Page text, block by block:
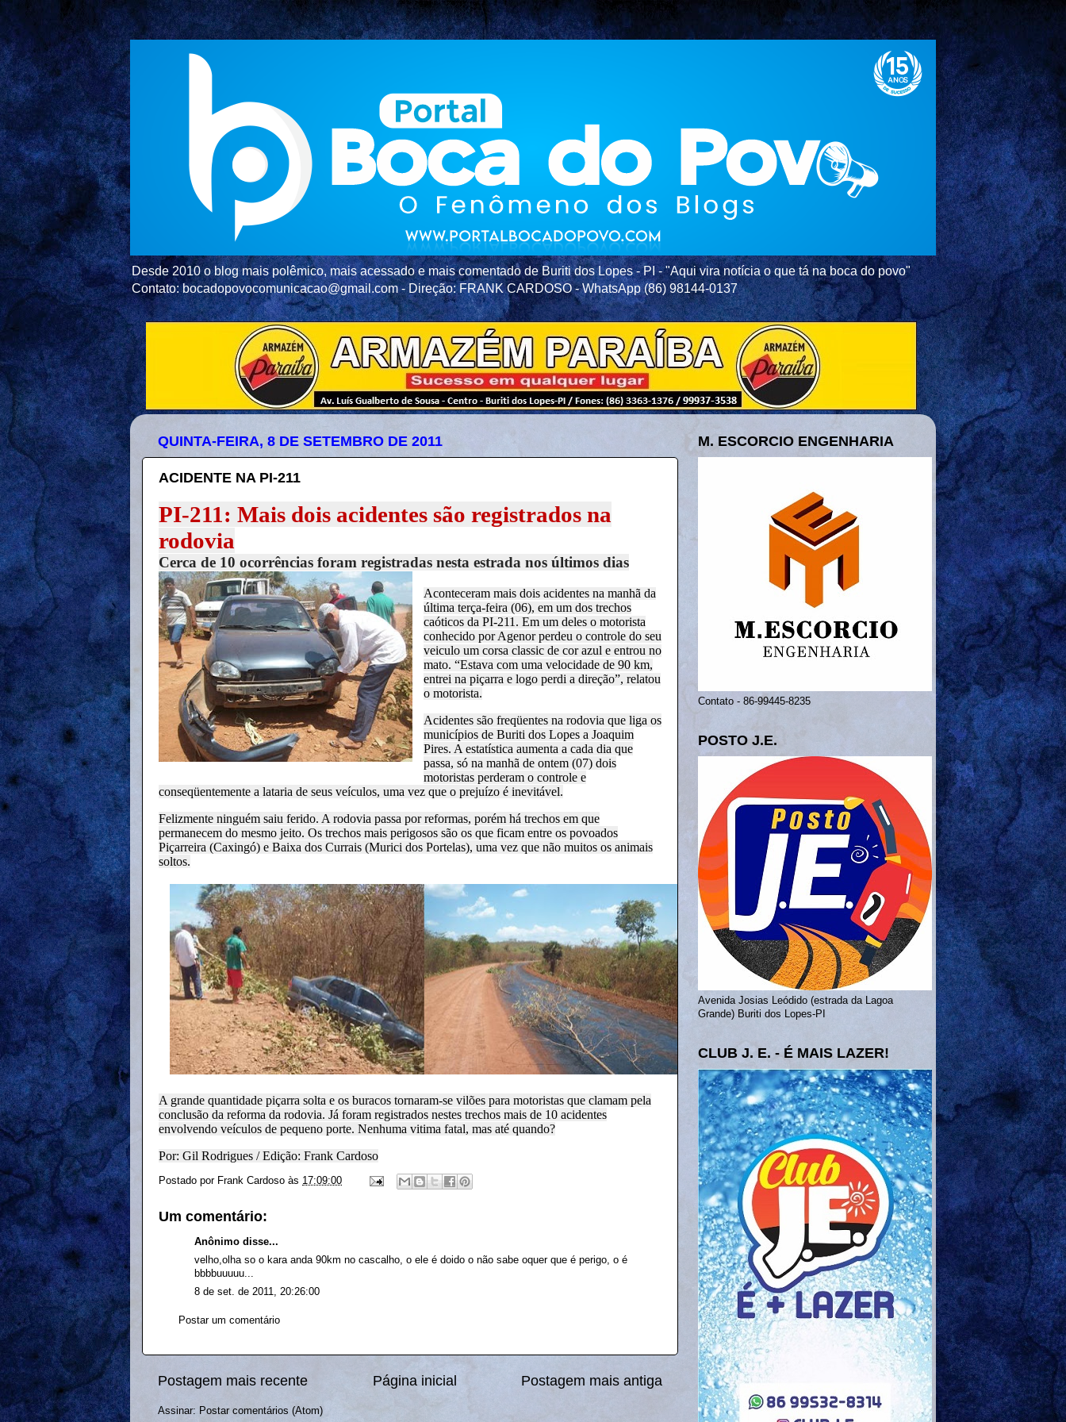
Desde 2010 o blog mais polêmico, mais acessado e mais comentado de Buriti dos Lopes - PI - "Aqui vira notícia o que tá na boca do povo"
Contato: bocadopovocomunicacao@gmail.com - Direção: FRANK CARDOSO - WhatsApp (86) 98144-0137
QUINTA-FEIRA, 8 DE SETEMBRO DE 2011
ACIDENTE NA PI-211
PI-211: Mais dois acidentes são registrados na
rodovia
Cerca de 10 ocorrências foram registradas nesta estrada nos últimos dias
Aconteceram mais dois acidentes na manhã da
última terça-feira (06), em um dos trechos
caóticos da PI-211. Em um deles o motorista
conhecido por Agenor perdeu o controle do seu
veiculo um corsa classic de cor azul e entrou no
mato. “Estava com uma velocidade de 90 km,
entrei na piçarra e logo perdi a direção”, relatou
o motorista.
Acidentes são freqüentes na rodovia que liga os
municípios de Buriti dos Lopes a Joaquim
Pires. A estatística aumenta a cada dia que
passa, só na manhã de ontem (07) dois
motoristas perderam o controle e
conseqüentemente a lataria de seus veículos, uma vez que o prejuízo é inevitável.
Felizmente ninguém saiu ferido. A rodovia passa por reformas, porém há trechos em que
permanecem do mesmo jeito. Os trechos mais perigosos são os que ficam entre os povoados
Piçarreira (Caxingó) e Baixa dos Currais (Murici dos Portelas), uma vez que não muitos os animais
soltos.
A grande quantidade piçarra solta e os buracos tornaram-se vilões para motoristas que clamam pela
conclusão da reforma da rodovia. Já foram registrados nestes trechos mais de 10 acidentes
envolvendo veículos de pequeno porte. Nenhuma vitima fatal, mas até quando?
Por: Gil Rodrigues / Edição: Frank Cardoso
Postado por Frank Cardoso às 17:09:00
Um comentário:
Anônimo disse...
velho,olha so o kara anda 90km no cascalho, o ele é doido o não sabe oquer que é perigo, o é
bbbbuuuuu...
8 de set. de 2011, 20:26:00
Postar um comentário
Postagem mais recente Postagem mais antiga
Página inicial
Assinar: Postar comentários (Atom)
M. ESCORCIO ENGENHARIA
Contato - 86-99445-8235
POSTO J.E.
Avenida Josias Leódido (estrada da Lagoa
Grande) Buriti dos Lopes-PI
CLUB J. E. - É MAIS LAZER!